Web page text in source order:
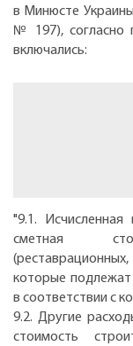
в Минюсте
№ 197), согласно
включались:
"9.1.
сметная
которые
в соответствии с
9.2. Другие
стоимость